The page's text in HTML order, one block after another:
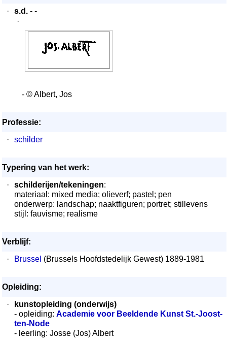
·
s.d. - -
·
- © Albert, Jos
Professie:
·
schilder
Typering van het werk:
·
schilderijen/tekeningen:
materiaal: mixed media; olieverf; pastel; pen
onderwerp: landschap; naaktfiguren; portret; stillevens
stijl: fauvisme; realisme
Verblijf:
·
Brussel (Brussels Hoofdstedelijk Gewest) 1889-1981
Opleiding:
·
kunstopleiding (onderwijs)
- opleiding: Academie voor Beeldende Kunst St.-Joost-
ten-Node
- leerling: Josse (Jos) Albert